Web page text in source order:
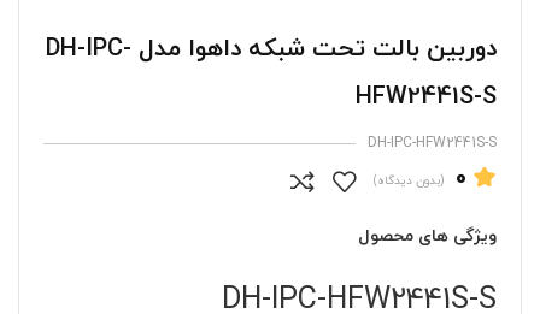
دوربین بالت تحت شبکه داهوا مدل DH-IPC-
HFW2441S-S
DH-IPC-HFW2441S-S
0 (بدون دیدگاه)
ویژگی های محصول
DH-IPC-HFW2441S-S